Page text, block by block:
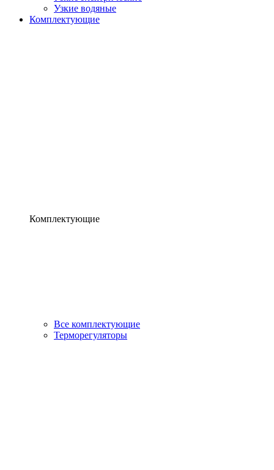
Узкие водяные
Комплектующие
Комплектующие
Все комплектующие
Терморегуляторы